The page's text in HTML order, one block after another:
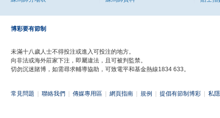
博彩要有節制
未滿十八歲人士不得投注或進入可投注的地方。
向非法或海外莊家下注，即屬違法，且可被判監禁。
切勿沉迷賭博，如需尋求輔導協助，可致電平和基金熱線1834 633。
常見問題 聯絡我們 傳媒專用區 網頁指南 規例 提倡有節制博彩 私